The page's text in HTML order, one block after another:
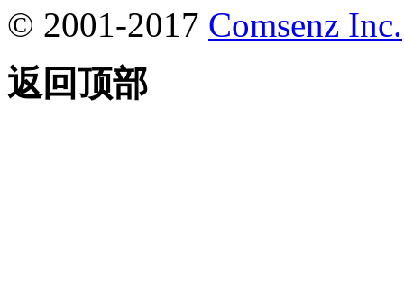
© 2001-2017 Comsenz Inc.
返回顶部